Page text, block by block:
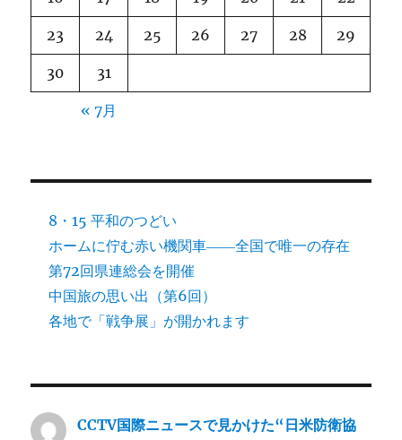
23 24 25 26 27 28 29
30 31
« 7月
8・15 平和のつどい
ホームに佇む赤い機関車――全国で唯一の存在
第72回県連総会を開催
中国旅の思い出（第6回）
各地で「戦争展」が開かれます
CCTV国際ニュースで見かけた“日米防衛協